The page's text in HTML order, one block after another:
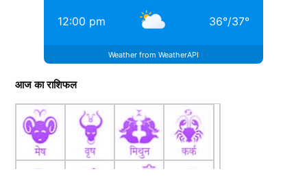
12:00 pm 36°/37°
Weather from WeatherAPI
आज का राशिफल